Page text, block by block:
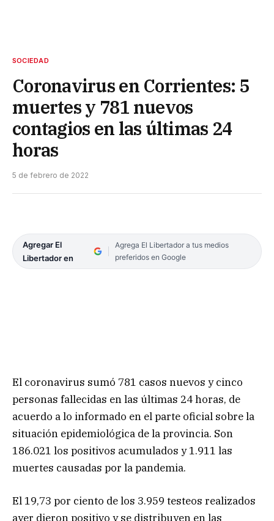
SOCIEDAD
Coronavirus en Corrientes: 5
muertes y 781 nuevos
contagios en las últimas 24
horas
5 de febrero de 2022
Agregar El
Libertador en
Agrega El Libertador a tus medios
preferidos en Google
El coronavirus sumó 781 casos nuevos y cinco
personas fallecidas en las últimas 24 horas, de
acuerdo a lo informado en el parte oficial sobre la
situación epidemiológica de la provincia. Son
186.021 los positivos acumulados y 1.911 las
muertes causadas por la pandemia.
El 19,73 por ciento de los 3.959 testeos realizados
ayer dieron positivo y se distribuyen en las